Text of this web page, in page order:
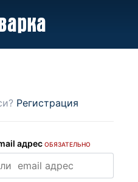
Регистрация
адрес ОБЯЗАТЕЛЬНО